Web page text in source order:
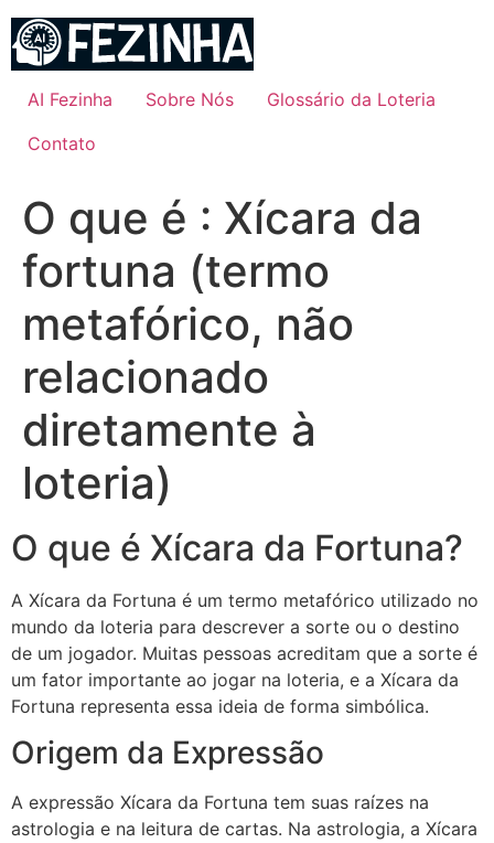
para
conteúdo
AI Fezinha Sobre Nós
Glossário da Loteria
Contato
O que é : Xícara da
fortuna (termo
metafórico, não
relacionado
diretamente à
loteria)
O que é Xícara da Fortuna?
A Xícara da Fortuna é um termo metafórico utilizado no
mundo da loteria para descrever a sorte ou o destino
de um jogador. Muitas pessoas acreditam que a sorte é
um fator importante ao jogar na loteria, e a Xícara da
Fortuna representa essa ideia de forma simbólica.
Origem da Expressão
A expressão Xícara da Fortuna tem suas raízes na
astrologia e na leitura de cartas. Na astrologia, a Xícara